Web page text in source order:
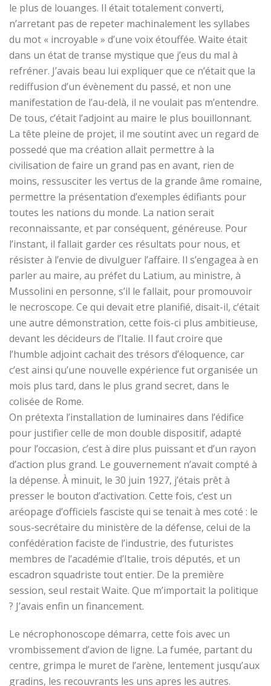
le plus de louanges. Il était totalement converti,
n’arretant pas de repeter machinalement les syllabes
du mot « incroyable » d’une voix étouffée. Waite était
dans un état de transe mystique que j’eus du mal à
refréner. J’avais beau lui expliquer que ce n’était que la
rediffusion d’un évènement du passé, et non une
manifestation de l’au-delà, il ne voulait pas m’entendre.
De tous, c’était l’adjoint au maire le plus bouillonnant.
La tête pleine de projet, il me soutint avec un regard de
possedé que ma création allait permettre à la
civilisation de faire un grand pas en avant, rien de
moins, ressusciter les vertus de la grande âme romaine,
permettre la présentation d’exemples édifiants pour
toutes les nations du monde. La nation serait
reconnaissante, et par conséquent, généreuse. Pour
l’instant, il fallait garder ces résultats pour nous, et
résister à l’envie de divulguer l’affaire. Il s’engagea à en
parler au maire, au préfet du Latium, au ministre, à
Mussolini en personne, s’il le fallait, pour promouvoir
le necroscope. Ce qui devait etre planifié, disait-il, c’était
une autre démonstration, cette fois-ci plus ambitieuse,
devant les décideurs de l’Italie. Il faut croire que
l’humble adjoint cachait des trésors d’éloquence, car
c’est ainsi qu’une nouvelle expérience fut organisée un
mois plus tard, dans le plus grand secret, dans le
colisée de Rome.
On prétexta l’installation de luminaires dans l’édifice
pour justifier celle de mon double dispositif, adapté
pour l’occasion, c’est à dire plus puissant et d’un rayon
d’action plus grand. Le gouvernement n’avait compté à
la dépense. À minuit, le 30 juin 1927, j’étais prêt à
presser le bouton d’activation. Cette fois, c’est un
aréopage d’officiels fasciste qui se tenait à mes coté : le
sous-secrétaire du ministère de la défense, celui de la
confédération faciste de l’industrie, des futuristes
membres de l’académie d’Italie, trois députés, et un
escadron squadriste tout entier. De la première
session, seul restait Waite. Que m’importait la politique
? J’avais enfin un financement.
Le nécrophonoscope démarra, cette fois avec un
vrombissement d’avion de ligne. La fumée, partant du
centre, grimpa le muret de l’arène, lentement jusqu’aux
gradins, les recouvrants les uns apres les autres.